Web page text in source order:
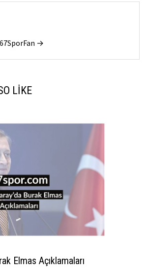
→
LIKE
Elmas Açıklamaları